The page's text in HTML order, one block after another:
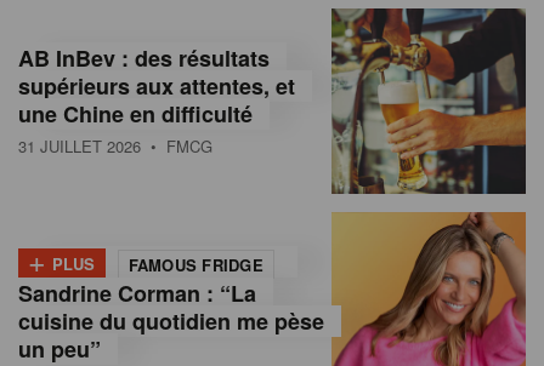
n
o
m
a
AB InBev : des résultats
supérieurs aux attentes, et
une Chine en difficulté
31 JUILLET 2026 • FMCG
+ PLUS FAMOUS FRIDGE
Sandrine Corman : “La
cuisine du quotidien me pèse
un peu”